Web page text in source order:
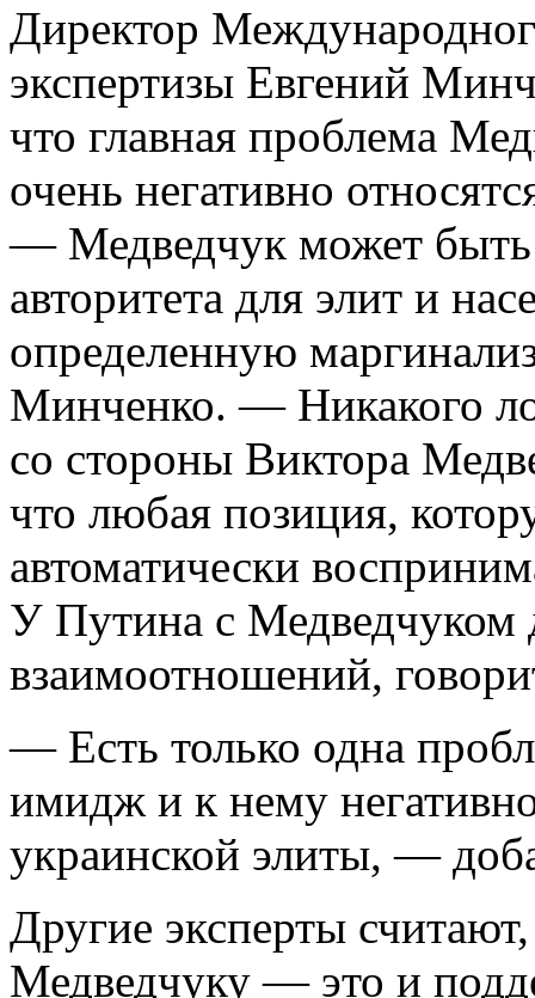
Директор
экспертизы Евгений
что главная проблема
очень негативно
— Медведчук может быть
авторитета для элит и
определенную
Минченко. — Никакого
со стороны Виктора
что любая позиция,
автоматически
У Путина с Медведчуком
взаимоотношений,
— Есть только одна
имидж и к нему
украинской элиты, —
Другие эксперты
Медведчуку — это и